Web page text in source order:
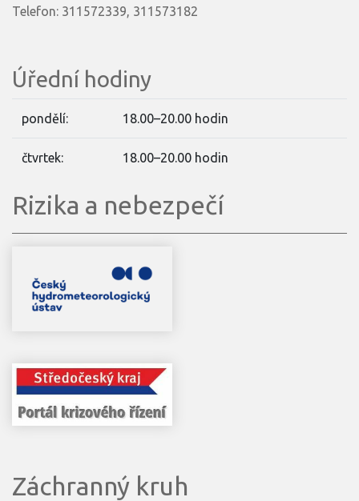
Telefon: 311572339, 311573182
Úřední hodiny
pondělí: 18.00–20.00 hodin
čtvrtek: 18.00–20.00 hodin
Rizika a nebezpečí
Záchranný kruh